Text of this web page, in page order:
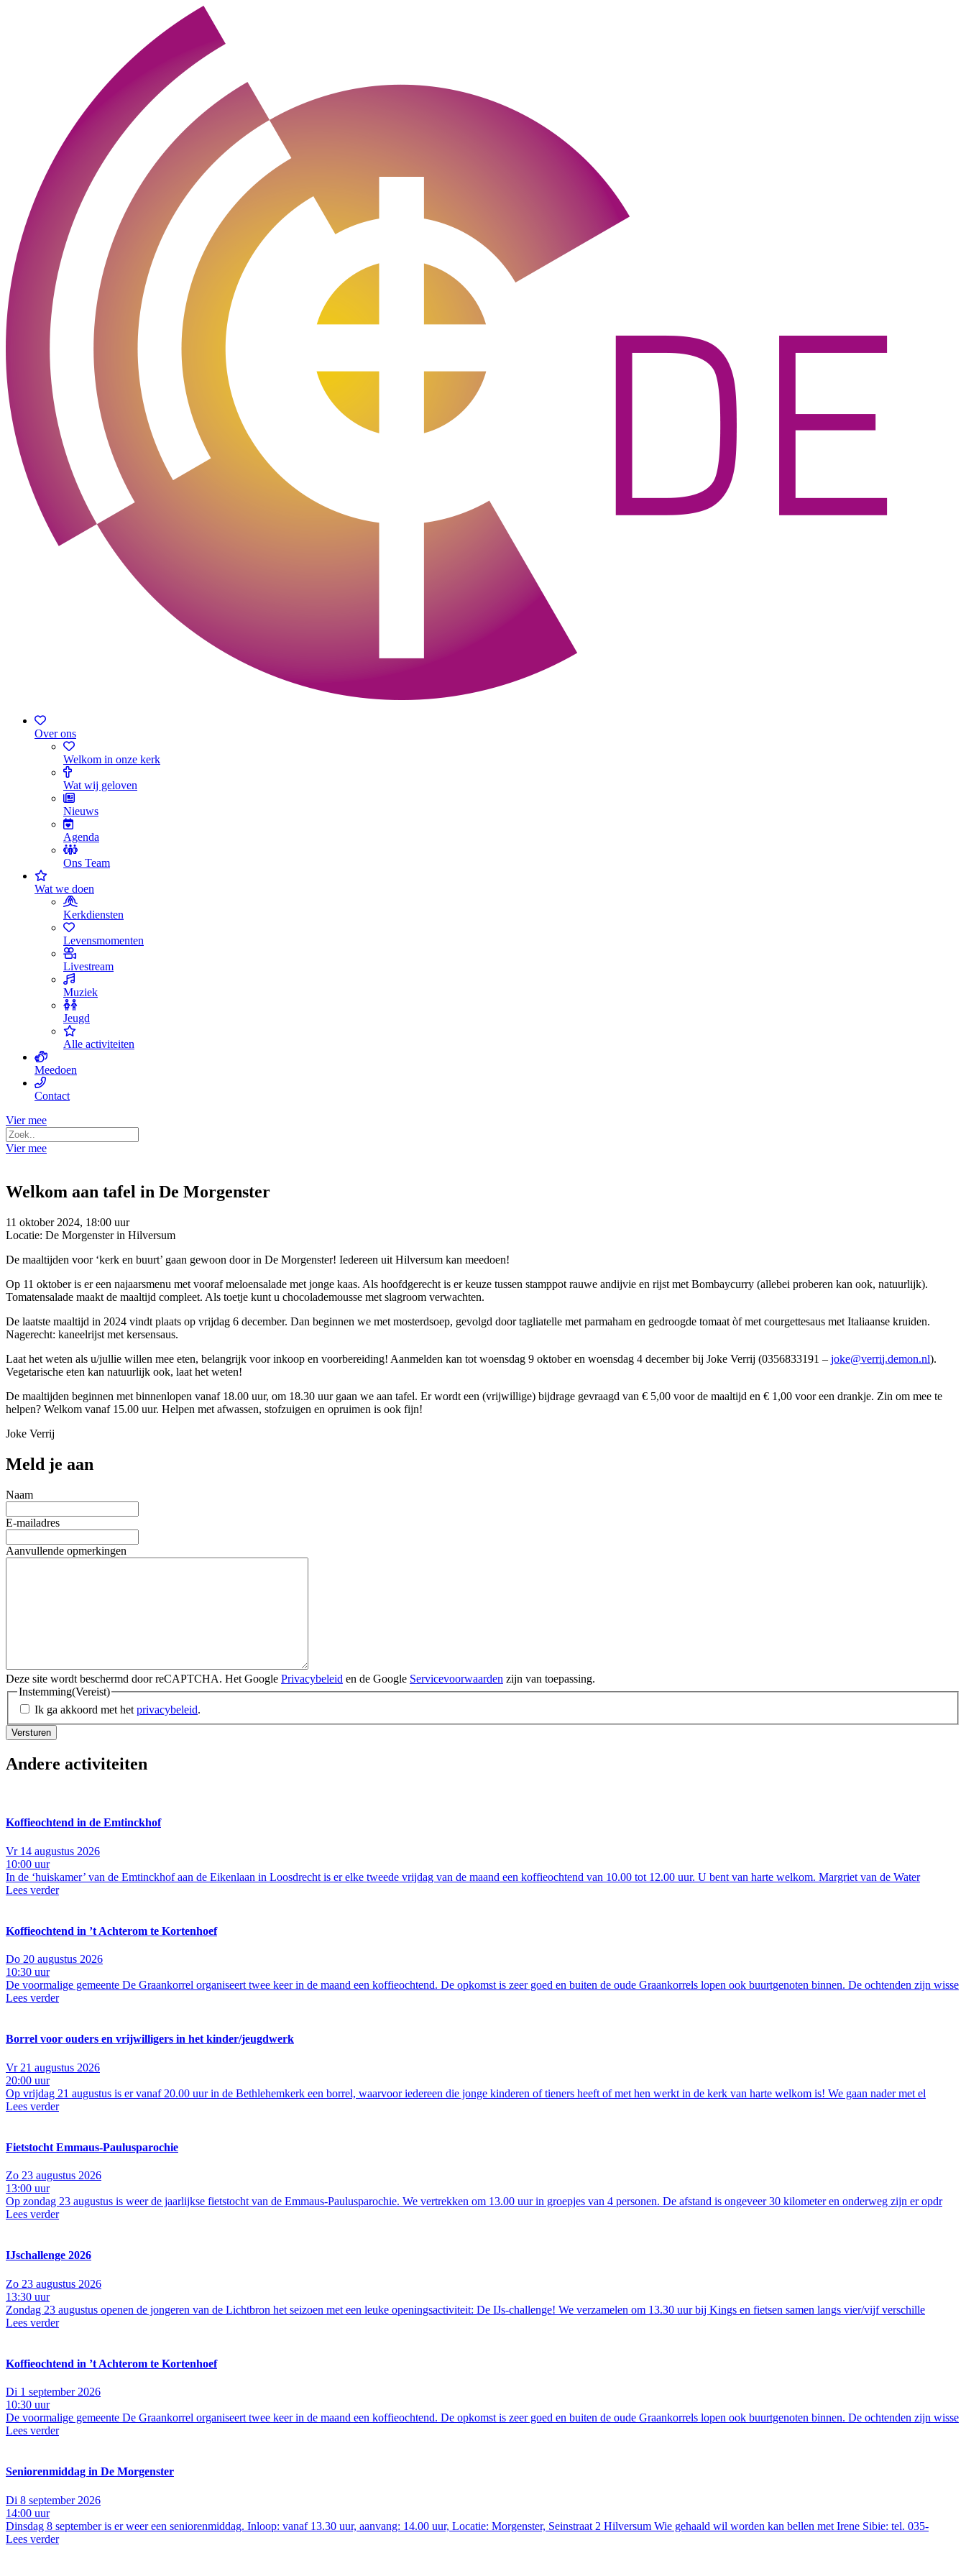
Over ons
Welkom in onze kerk
Wat wij geloven
Nieuws
Agenda
Ons Team
Wat we doen
Kerkdiensten
Levensmomenten
Livestream
Muziek
Jeugd
Alle activiteiten
Meedoen
Contact
Vier mee
Vier mee
Welkom aan tafel in De Morgenster
11 oktober 2024, 18:00 uur
Locatie: De Morgenster in Hilversum
De maaltijden voor ‘kerk en buurt’ gaan gewoon door in De Morgenster! Iedereen uit Hilversum kan meedoen!
Op 11 oktober is er een najaarsmenu met vooraf meloensalade met jonge kaas. Als hoofdgerecht is er keuze tussen stamppot rauwe andijvie en rijst met Bombaycurry (allebei proberen kan ook, natuurlijk).
Tomatensalade maakt de maaltijd compleet. Als toetje kunt u chocolademousse met slagroom verwachten.
De laatste maaltijd in 2024 vindt plaats op vrijdag 6 december. Dan beginnen we met mosterdsoep, gevolgd door tagliatelle met parmaham en gedroogde tomaat òf met courgettesaus met Italiaanse kruiden.
Nagerecht: kaneelrijst met kersensaus.
Laat het weten als u/jullie willen mee eten, belangrijk voor inkoop en voorbereiding! Aanmelden kan tot woensdag 9 oktober en woensdag 4 december bij Joke Verrij (0356833191 –
ln.no
med.j
irrev
@ekoj
).
Vegetarische eten kan natuurlijk ook, laat het weten!
De maaltijden beginnen met binnenlopen vanaf 18.00 uur, om 18.30 uur gaan we aan tafel. Er wordt een (vrijwillige) bijdrage gevraagd van € 5,00 voor de maaltijd en € 1,00 voor een drankje. Zin om mee te
helpen? Welkom vanaf 15.00 uur. Helpen met afwassen, stofzuigen en opruimen is ook fijn!
Joke Verrij
Meld je aan
Naam
E-mailadres
Aanvullende opmerkingen
Deze site wordt beschermd door reCAPTCHA. Het Google Privacybeleid en de Google Servicevoorwaarden zijn van toepassing.
Instemming(Vereist)
Ik ga akkoord met het privacybeleid.
Versturen
Andere activiteiten
Koffieochtend in de Emtinckhof
Vr 14 augustus 2026
10:00 uur
In de ‘huiskamer’ van de Emtinckhof aan de Eikenlaan in Loosdrecht is er elke tweede vrijdag van de maand een koffieochtend van 10.00 tot 12.00 uur. U bent van harte welkom. Margriet van de Water
Lees verder
Koffieochtend in ’t Achterom te Kortenhoef
Do 20 augustus 2026
10:30 uur
De voormalige gemeente De Graankorrel organiseert twee keer in de maand een koffieochtend. De opkomst is zeer goed en buiten de oude Graankorrels lopen ook buurtgenoten binnen. De ochtenden zijn wisse
Lees verder
Borrel voor ouders en vrijwilligers in het kinder/jeugdwerk
Vr 21 augustus 2026
20:00 uur
Op vrijdag 21 augustus is er vanaf 20.00 uur in de Bethlehemkerk een borrel, waarvoor iedereen die jonge kinderen of tieners heeft of met hen werkt in de kerk van harte welkom is! We gaan nader met el
Lees verder
Fietstocht Emmaus-Paulusparochie
Zo 23 augustus 2026
13:00 uur
Op zondag 23 augustus is weer de jaarlijkse fietstocht van de Emmaus-Paulusparochie. We vertrekken om 13.00 uur in groepjes van 4 personen. De afstand is ongeveer 30 kilometer en onderweg zijn er opdr
Lees verder
IJschallenge 2026
Zo 23 augustus 2026
13:30 uur
Zondag 23 augustus openen de jongeren van de Lichtbron het seizoen met een leuke openingsactiviteit: De IJs-challenge! We verzamelen om 13.30 uur bij Kings en fietsen samen langs vier/vijf verschille
Lees verder
Koffieochtend in ’t Achterom te Kortenhoef
Di 1 september 2026
10:30 uur
De voormalige gemeente De Graankorrel organiseert twee keer in de maand een koffieochtend. De opkomst is zeer goed en buiten de oude Graankorrels lopen ook buurtgenoten binnen. De ochtenden zijn wisse
Lees verder
Seniorenmiddag in De Morgenster
Di 8 september 2026
14:00 uur
Dinsdag 8 september is er weer een seniorenmiddag. Inloop: vanaf 13.30 uur, aanvang: 14.00 uur, Locatie: Morgenster, Seinstraat 2 Hilversum Wie gehaald wil worden kan bellen met Irene Sibie: tel. 035-
Lees verder